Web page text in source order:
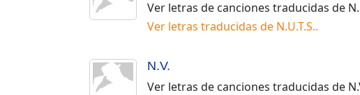
Ver letras de canciones traducidas de
Ver letras traducidas de N.U.T.S..
N.V.
Ver letras de canciones traducidas de